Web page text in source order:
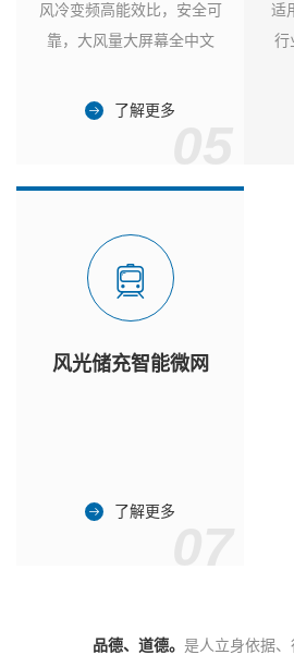
风冷变频高能效比，安全可
靠，大风量大屏幕全中文
了解更多
适
行
风光储充智能微网
了解更多
品德、道德。 是人立身依据